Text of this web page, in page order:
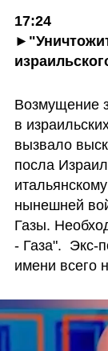
17:24
►
Возмущение
в
вызвало
посла
нынешней
Газы.
- Газа".  Экс-
имени всего